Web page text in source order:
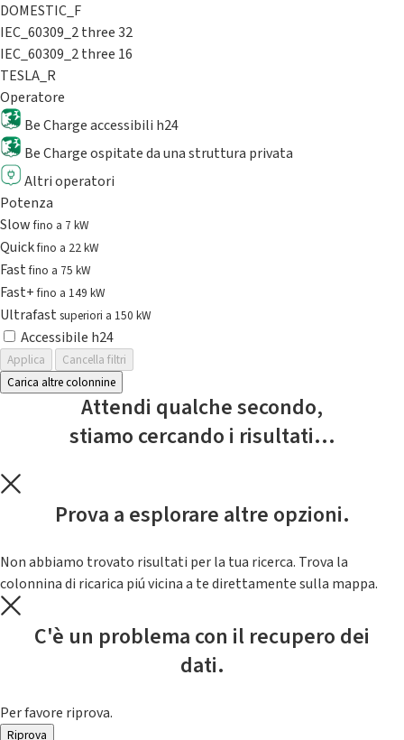
DOMESTIC_F
IEC_60309_2 three 32
IEC_60309_2 three 16
TESLA_R
Operatore
Be Charge accessibili h24
Be Charge ospitate da una struttura privata
Altri operatori
Potenza
Slowfino a 7 kW
Quickfino a 22 kW
Fastfino a 75 kW
Fast+fino a 149 kW
Ultrafast superiori a 150 kW
Accessibile h24
Applica
Cancella filtri
Carica altre colonnine
Attendi qualche secondo,
stiamo cercando i risultati...
Prova a esplorare altre opzioni.
Non abbiamo trovato risultati per la tua ricerca. Trova la
colonnina di ricarica piú vicina a te direttamente sulla mappa.
C'è un problema con il recupero dei
dati.
Per favore riprova.
Riprova